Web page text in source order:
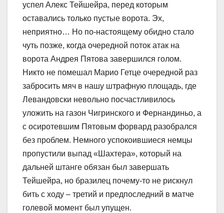
успел Алекс Тейшейра, перед которым
оставались только пустые ворота. Эх,
неприятно… Но по-настоящему обидно стало
чуть позже, когда очередной поток атак на
ворота Андрея Пятова завершился голом.
Никто не помешал Марио Гетце очередной раз
забросить мяч в нашу штрафную площадь, где
Левандовски невольно посчастливилось
уложить на газон Чигринского и Фернандиньо, а
с осиротевшим Пятовым форвард разобрался
без проблем. Немного успокоившиеся немцы
пропустили выпад «Шахтера», который на
дальней штанге обязан был завершать
Тейшейра, но бразилец почему-то не рискнул
бить с ходу – третий и предпоследний в матче
голевой момент был упущен.